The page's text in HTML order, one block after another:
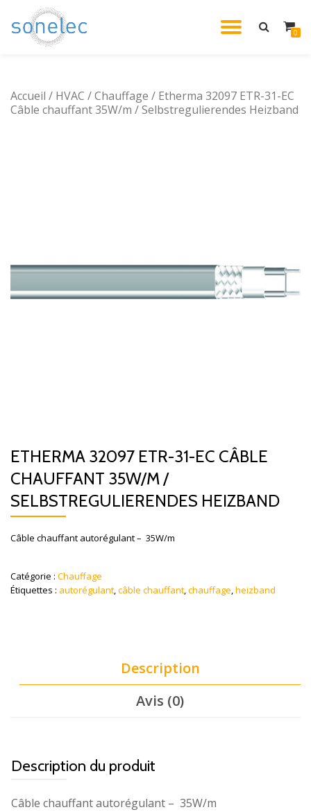
Aller
0
Accueil / HVAC /Chauffage / Etherma 32097 ETR-31-EC
Câble chauffant 35W/m / Selbstregulierendes Heizband
ETHERMA 32097 ETR-31-EC CÂBLE
CHAUFFANT 35W/M /
SELBSTREGULIERENDES HEIZBAND
Câble chauffant autorégulant – 35W/m
Catégorie : Chauffage
Étiquettes : autorégulant,câble chauffant,chauffage,heizband
Description
Avis (0)
Description du produit
Câble chauffant autorégulant – 35W/m